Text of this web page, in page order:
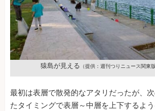
猿島が見える （提供：週刊つりニュース関東
最初は表層で散発的なアタリだったが、
たタイミングで表層～中層を上下するよ